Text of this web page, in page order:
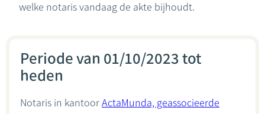
welke notaris vandaag de akte bijhoudt.
Periode van 01/10/2023 tot
heden
Notaris in kantoorActaMunda, geassocieerde